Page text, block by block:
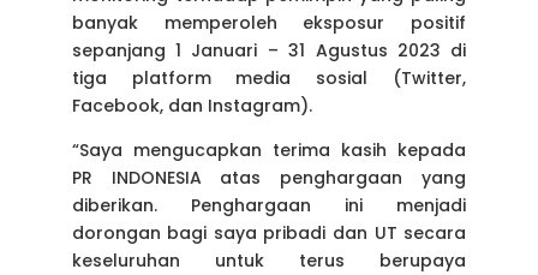
banyak memperoleh eksposur positif
sepanjang 1 Januari – 31 Agustus 2023 di
tiga platform media sosial (Twitter,
Facebook, dan Instagram).
“Saya mengucapkan terima kasih kepada
PR INDONESIA atas penghargaan yang
diberikan. Penghargaan ini menjadi
dorongan bagi saya pribadi dan UT secara
keseluruhan untuk terus berupaya